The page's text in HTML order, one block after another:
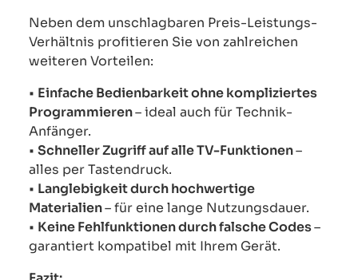
Neben dem unschlagbaren Preis-Leistungs-
Verhältnis profitieren Sie von zahlreichen
weiteren Vorteilen:
• Einfache Bedienbarkeit ohne kompliziertes
Programmieren– ideal auch für Technik-
Anfänger.
• Schneller Zugriff auf alle TV-Funktionen–
alles per Tastendruck.
• Langlebigkeit durch hochwertige
Materialien– für eine lange Nutzungsdauer.
• Keine Fehlfunktionen durch falsche Codes–
garantiert kompatibel mit Ihrem Gerät.